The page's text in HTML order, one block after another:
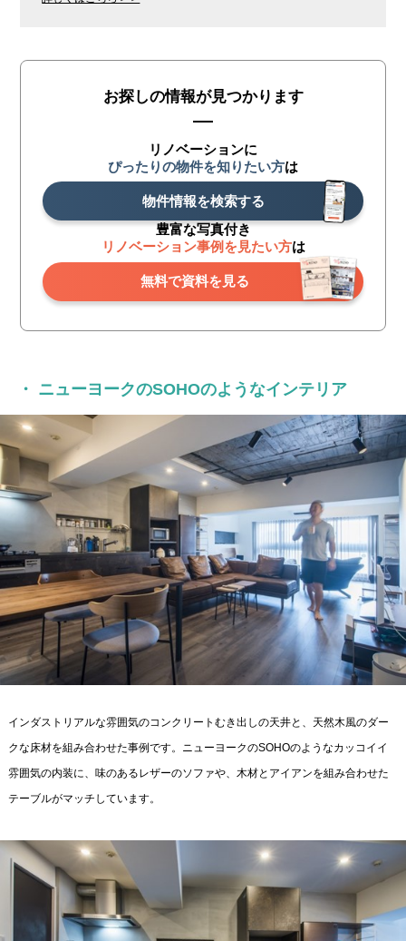
お探しの情報が見つかります
リノベーションに
ぴったりの物件を知りたい方は
物件情報を検索する
豊富な写真付き
リノベーション事例を見たい方は
無料で資料を見る
・ ニューヨークのSOHOのようなインテリア
インダストリアルな雰囲気のコンクリートむき出しの天井と、天然木風のダー
クな床材を組み合わせた事例です。ニューヨークのSOHOのようなカッコイイ
雰囲気の内装に、味のあるレザーのソファや、木材とアイアンを組み合わせた
テーブルがマッチしています。